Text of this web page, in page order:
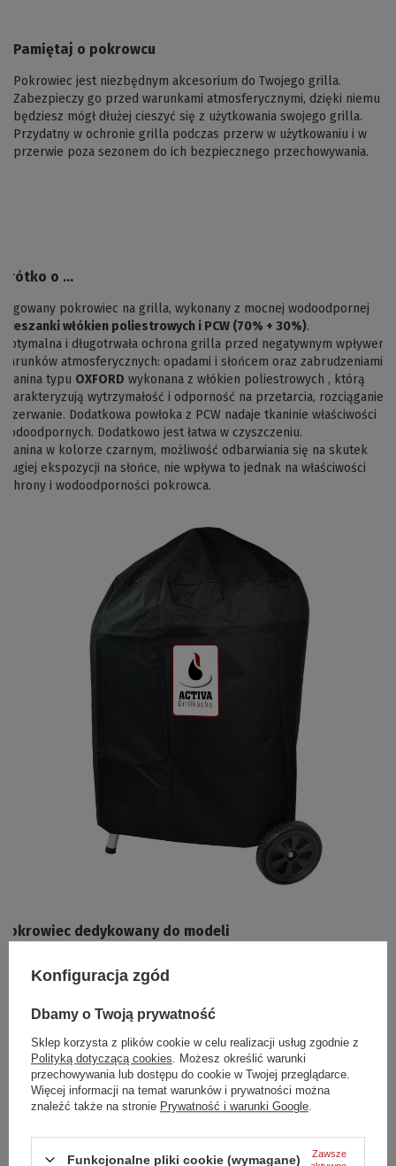
Pamiętaj o pokrowcu
Pokrowiec jest niezbędnym akcesorium do Twojego grilla.
Zabezpieczy go przed warunkami atmosferycznymi, dzięki niemu
będziesz mógł dłużej cieszyć się z użytkowania swojego grilla.
Przydatny w ochronie grilla podczas przerw w użytkowaniu i w
przerwie poza sezonem do ich bezpiecznego przechowywania.
Krótko o ...
Logowany pokrowiec na grilla, wykonany z mocnej wodoodpornej
mieszanki włókien poliestrowych i PCW (70% + 30%).
Optymalna i długotrwała ochrona grilla przed negatywnym wpływem
warunków atmosferycznych: opadami i słońcem oraz zabrudzeniami.
Tkanina typu OXFORD wykonana z włókien poliestrowych , którą
charakteryzują wytrzymałość i odporność na przetarcia, rozciąganie i
rozerwanie. Dodatkowa powłoka z PCW nadaje tkaninie właściwości
wodoodpornych. Dodatkowo jest łatwa w czyszczeniu.
Tkanina w kolorze czarnym, możliwość odbarwiania się na skutek
długiej ekspozycji na słońce, nie wpływa to jednak na właściwości
ochrony i wodoodporności pokrowca.
Pokrowiec dedykowany do modeli
GRILL WĘGLOWY KULISTY MONTENEGRO śr. 47 cm - 11000
GRILL WĘGLOWY KULISTY WÓZEK śr. 47 cm - 19401
GRILL WĘGLOWY KOLUMNOWY BAVARIA śr. 40 cm - 11300
Specyfikacja techniczna
Podmiot odpowiedzialny
za ten produkt na terenie
ACTIVA Polska spółka z
ograniczoną
Materiał
włókna poliestrowe (tkanina
Konfiguracja zgód
Dbamy o Twoją prywatność
Sklep korzysta z plików cookie w celu realizacji usług zgodnie z
Polityką dotyczącą cookies . Możesz określić warunki
przechowywania lub dostępu do cookie w Twojej przeglądarce.
Więcej informacji na temat warunków i prywatności można
znaleźć także na stronie Prywatność i warunki Google
Funkcjonalne pliki cookie (wymagane)
Zawsze